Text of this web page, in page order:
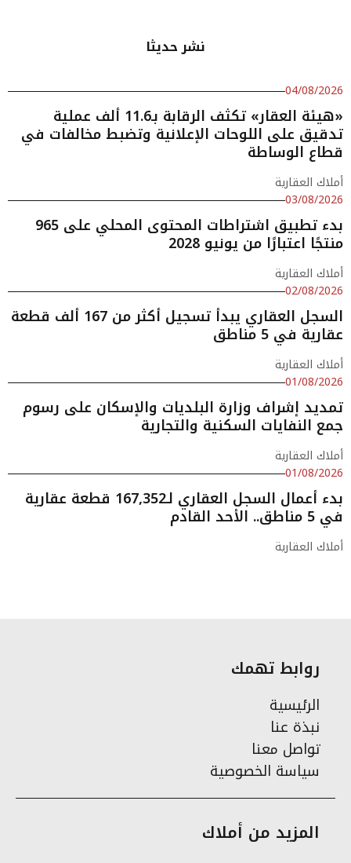
نشر حديثا
04/08/2026
«هيئة العقار» تكثف الرقابة بـ11.6 ألف عملية
تدقيق على اللوحات الإعلانية وتضبط مخالفات في
قطاع الوساطة
أملاك العقارية
03/08/2026
بدء تطبيق اشتراطات المحتوى المحلي على 965
منتجًا اعتبارًا من يونيو 2028
أملاك العقارية
02/08/2026
السجل العقاري يبدأ تسجيل أكثر من 167 ألف قطعة
عقارية في 5 مناطق
أملاك العقارية
01/08/2026
تمديد إشراف وزارة البلديات والإسكان على رسوم
جمع النفايات السكنية والتجارية
أملاك العقارية
01/08/2026
بدء أعمال السجل العقاري لـ167,352 قطعة عقارية
في 5 مناطق.. الأحد القادم
أملاك العقارية
روابط تهمك
الرئيسية
نبذة عنا
تواصل معنا
سياسة الخصوصية
المزيد من أملاك